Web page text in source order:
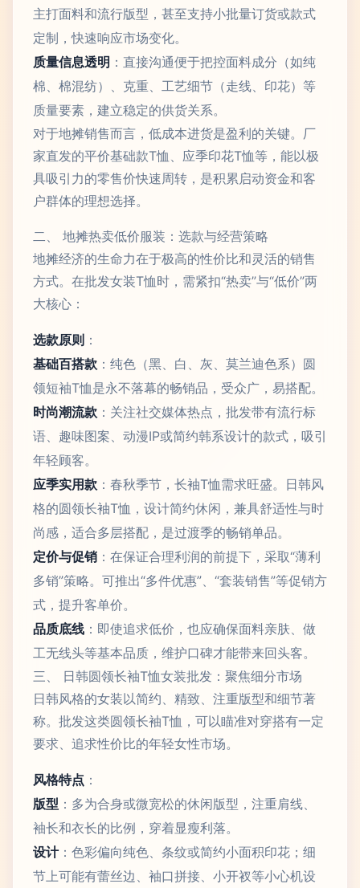
主打面料和流行版型，甚至支持小批量订货或款式
定制，快速响应市场变化。
质量信息透明 ：直接沟通便于把控面料成分（如纯
棉、棉混纺）、克重、工艺细节（走线、印花）等
质量要素，建立稳定的供货关系。
对于地摊销售而言，低成本进货是盈利的关键。厂
家直发的平价基础款T恤、应季印花T恤等，能以极
具吸引力的零售价快速周转，是积累启动资金和客
户群体的理想选择。
二、 地摊热卖低价服装：选款与经营策略
地摊经济的生命力在于极高的性价比和灵活的销售
方式。在批发女装T恤时，需紧扣“热卖”与“低价”两
大核心：
选款原则 ：
基础百搭款 ：纯色（黑、白、灰、莫兰迪色系）圆
领短袖T恤是永不落幕的畅销品，受众广，易搭配。
时尚潮流款 ：关注社交媒体热点，批发带有流行标
语、趣味图案、动漫IP或简约韩系设计的款式，吸引
年轻顾客。
应季实用款 ：春秋季节，长袖T恤需求旺盛。日韩风
格的圆领长袖T恤，设计简约休闲，兼具舒适性与时
尚感，适合多层搭配，是过渡季的畅销单品。
定价与促销 ：在保证合理利润的前提下，采取“薄利
多销”策略。可推出“多件优惠”、“套装销售”等促销方
式，提升客单价。
品质底线 ：即使追求低价，也应确保面料亲肤、做
工无线头等基本品质，维护口碑才能带来回头客。
三、 日韩圆领长袖T恤女装批发：聚焦细分市场
日韩风格的女装以简约、精致、注重版型和细节著
称。批发这类圆领长袖T恤，可以瞄准对穿搭有一定
要求、追求性价比的年轻女性市场。
风格特点 ：
版型 ：多为合身或微宽松的休闲版型，注重肩线、
袖长和衣长的比例，穿着显瘦利落。
设计：色彩偏向纯色、条纹或简约小面积印花；细
节上可能有蕾丝边、袖口拼接、小开衩等小心机设